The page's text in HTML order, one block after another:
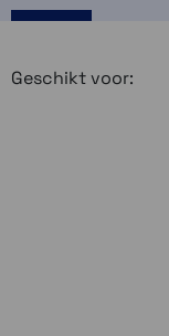
Geschikt voor: